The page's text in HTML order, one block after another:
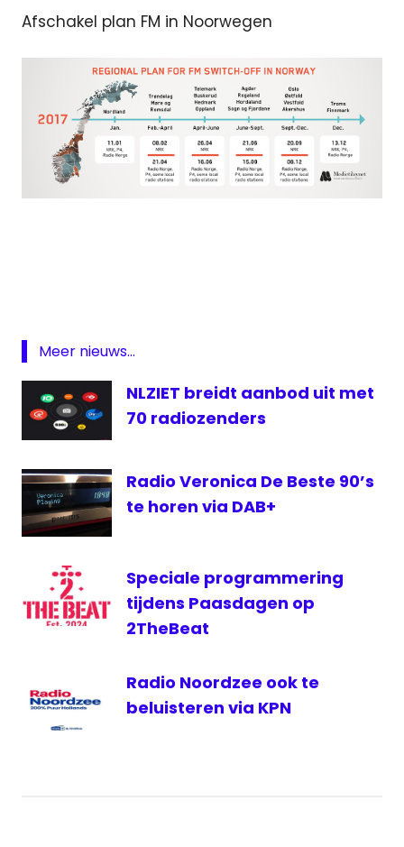
Afschakel plan FM in Noorwegen
NRK
P3
P4
uitschakelen
FM
Meer nieuws...
NLZIET breidt aanbod uit met
70 radiozenders
Radio Veronica De Beste 90’s
te horen via DAB+
Speciale programmering
tijdens Paasdagen op
2TheBeat
Radio Noordzee ook te
beluisteren via KPN